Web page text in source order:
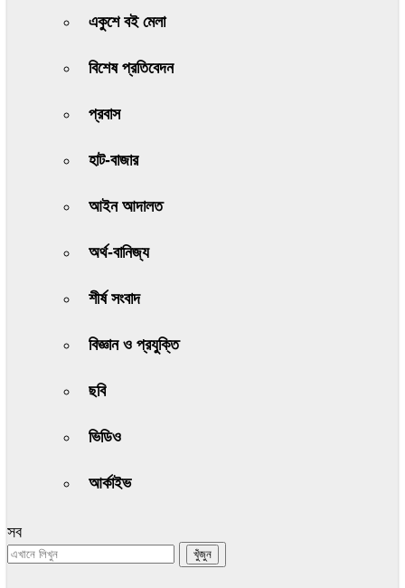
একুশে বই মেলা
বিশেষ প্রতিবেদন
প্রবাস
হাট-বাজার
আইন আদালত
অর্থ-বানিজ্য
শীর্ষ সংবাদ
বিজ্ঞান ও প্রযুক্তি
ছবি
ভিডিও
আর্কাইভ
সব